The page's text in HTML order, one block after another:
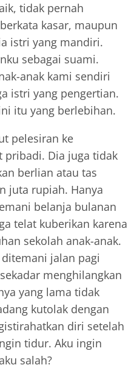
tidak pernah
kasar, maupun
istri yang mandiri.
sebagai suami.
anak kami sendiri
istri yang pengertian.
itu yang berlebihan.
pelesiran ke
pribadi. Dia juga tidak
berlian atau tas
juta rupiah. Hanya
belanja bulanan
telat kuberikan karena
sekolah anak-anak.
jalan pagi
menghilangkan
yang lama tidak
kutolak dengan
diri setelah
tidur. Aku ingin
salah?